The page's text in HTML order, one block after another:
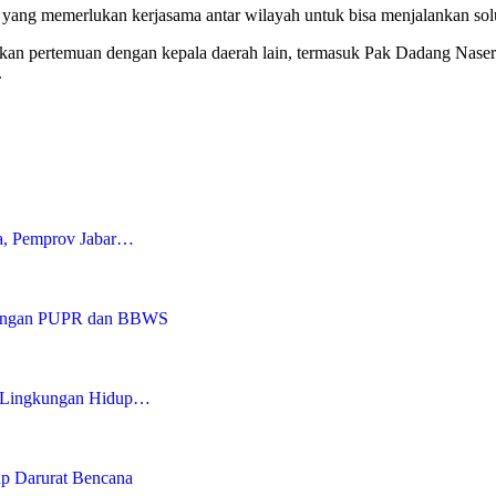
memerlukan kerjasama antar wilayah untuk bisa menjalankan
pertemuan dengan kepala daerah lain, termasuk Pak Dadang
Pemprov Jabar…
PUPR dan BBWS
Lingkungan Hidup…
Darurat Bencana